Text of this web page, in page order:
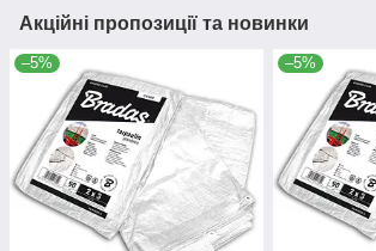
Акційні пропозиції та новинки
–5% –5%